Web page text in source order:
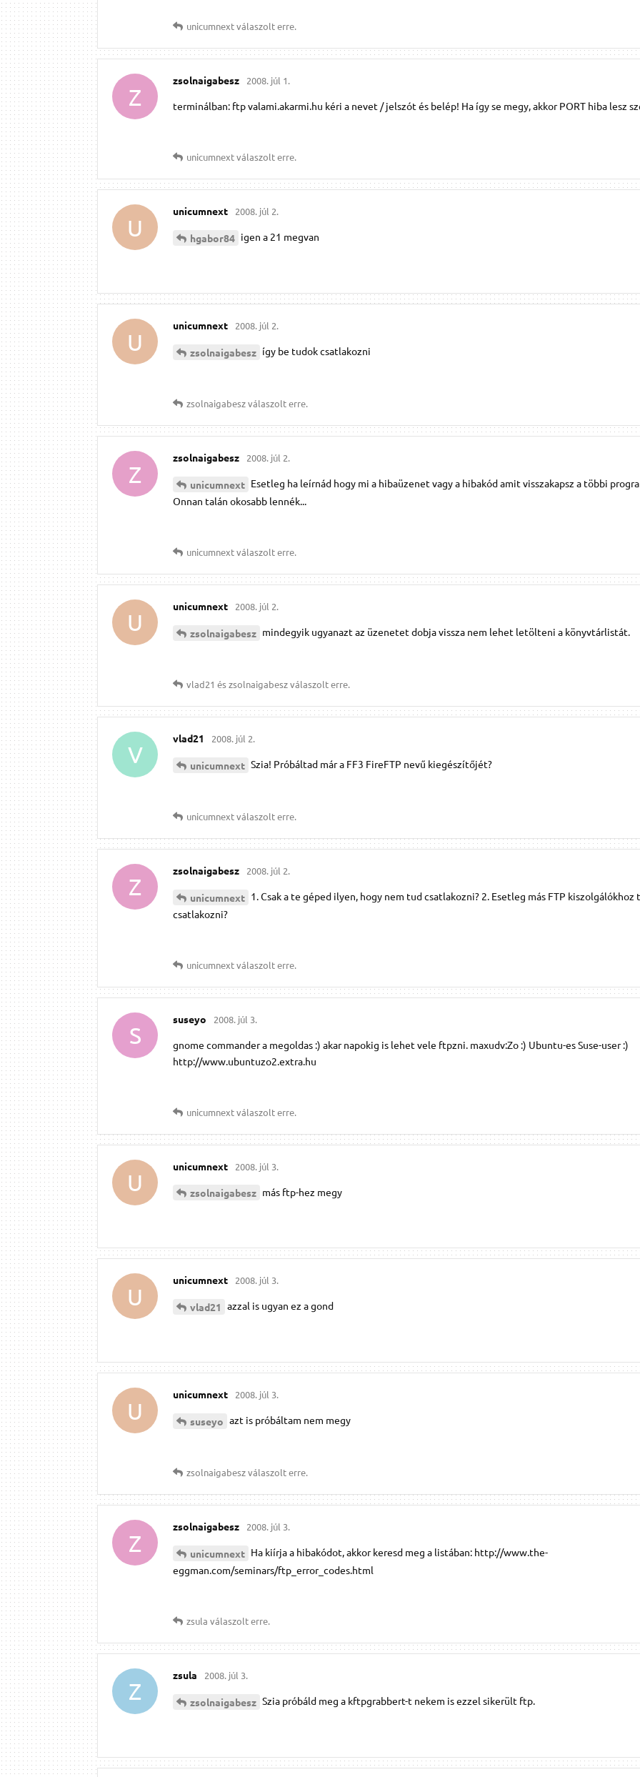
unicumnextválaszolt erre.
Z
zsolnaigabesz 2008. júl 1.
terminálban: ftp valami.akarmi.hu kéri a nevet / jelszót és belép! Ha így se megy, akkor PORT hiba lesz
unicumnextválaszolt erre.
U
unicumnext 2008. júl 2.
hgabor84 igen a 21 megvan
U
unicumnext 2008. júl 2.
zsolnaigabesz így be tudok csatlakozni
zsolnaigabeszválaszolt erre.
Z
zsolnaigabesz 2008. júl 2.
unicumnext Esetleg ha leírnád hogy mi a hibaüzenet vagy a hibakód amit visszakapsz a többi
Onnan talán okosabb lennék...
unicumnextválaszolt erre.
U
unicumnext 2008. júl 2.
zsolnaigabesz mindegyik ugyanazt az üzenetet dobja vissza nem lehet letölteni a könyvtárlistát.
vlad21 észsolnaigabeszválaszolt erre.
V
vlad21 2008. júl 2.
unicumnext Szia! Próbáltad már a FF3 FireFTP nevű kiegészítőjét?
unicumnextválaszolt erre.
Z
zsolnaigabesz 2008. júl 2.
unicumnext 1. Csak a te géped ilyen, hogy nem tud csatlakozni? 2. Esetleg más FTP kiszolgálókhoz
csatlakozni?
unicumnextválaszolt erre.
S
suseyo 2008. júl 3.
gnome commander a megoldas :) akar napokig is lehet vele ftpzni. maxudv:Zo :) Ubuntu-es Suse-user :)
http://www.ubuntuzo2.extra.hu
unicumnextválaszolt erre.
U
unicumnext 2008. júl 3.
zsolnaigabesz más ftp-hez megy
U
unicumnext 2008. júl 3.
vlad21 azzal is ugyan ez a gond
U
unicumnext 2008. júl 3.
suseyo azt is próbáltam nem megy
zsolnaigabeszválaszolt erre.
Z
zsolnaigabesz 2008. júl 3.
unicumnext Ha kiírja a hibakódot, akkor keresd meg a listában: http://www.the-
eggman.com/seminars/ftp_error_codes.html
zsula válaszolt erre.
Z
zsula 2008. júl 3.
zsolnaigabesz Szia próbáld meg a kftpgrabbert-t nekem is ezzel sikerült ftp.